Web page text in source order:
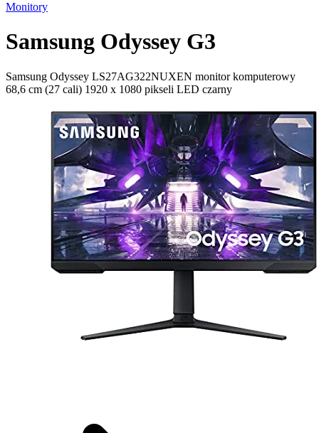
Monitory
Samsung Odyssey G3
Samsung Odyssey LS27AG322NUXEN monitor komputerowy
68,6 cm (27 cali) 1920 x 1080 pikseli LED czarny